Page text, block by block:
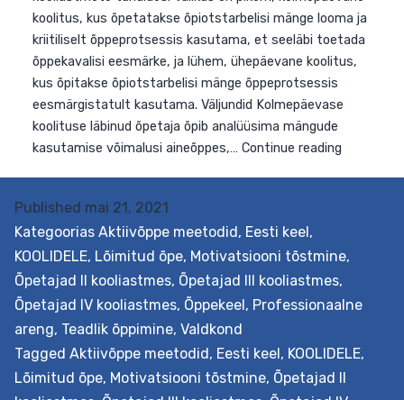
Eesmärk Koguda üheskoos värskeid mõtteid, kuidas
tõhusalt kasutada erinevat laadi mänge vanemate
kooliastmete tundides. Valikus on pikem, kolmepäevane
koolitus, kus õpetatakse õpiotstarbelisi mänge looma
kriitiliselt õppeprotsessis kasutama, et seeläbi
õppekavalisi eesmärke, ja lühem, ühepäevane koolitus,
Published mai 21, 2021
Kategoorias Aktiivõppe meetodid, Eesti keel,
KOOLIDELE, Lõimitud õpe, Motivatsiooni tõstmine,
Õpetajad II kooliastmes, Õpetajad III kooliastmes,
Õpetajad IV kooliastmes, Õppekeel, Professionaalne
areng, Teadlik õppimine, Valdkond
Tagged Aktiivõppe meetodid, Eesti keel, KOOLIDELE,
Lõimitud õpe, Motivatsiooni tõstmine, Õpetajad II